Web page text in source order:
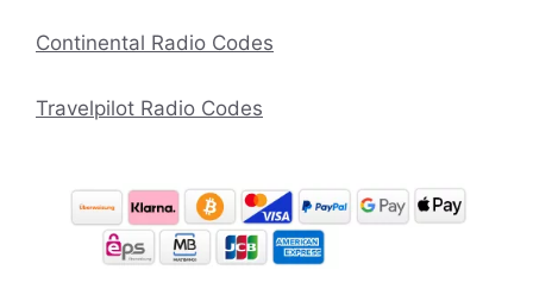
Continental Radio Codes
Travelpilot Radio Codes